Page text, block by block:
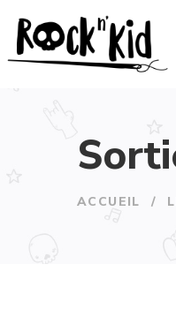
ACCUEIL /